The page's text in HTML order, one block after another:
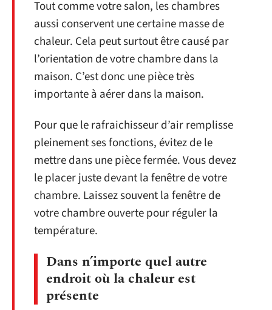
Tout comme votre salon, les chambres
aussi conservent une certaine masse de
chaleur. Cela peut surtout être causé par
l’orientation de votre chambre dans la
maison. C’est donc une pièce très
importante à aérer dans la maison.
Pour que le rafraichisseur d’air remplisse
pleinement ses fonctions, évitez de le
mettre dans une pièce fermée. Vous devez
le placer juste devant la fenêtre de votre
chambre. Laissez souvent la fenêtre de
votre chambre ouverte pour réguler la
température.
Dans n’importe quel autre
endroit où la chaleur est
présente